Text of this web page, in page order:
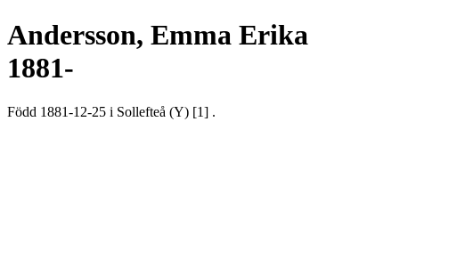
Andersson, Emma Erika
1881-
Född 1881-12-25 i Sollefteå (Y) [1] .